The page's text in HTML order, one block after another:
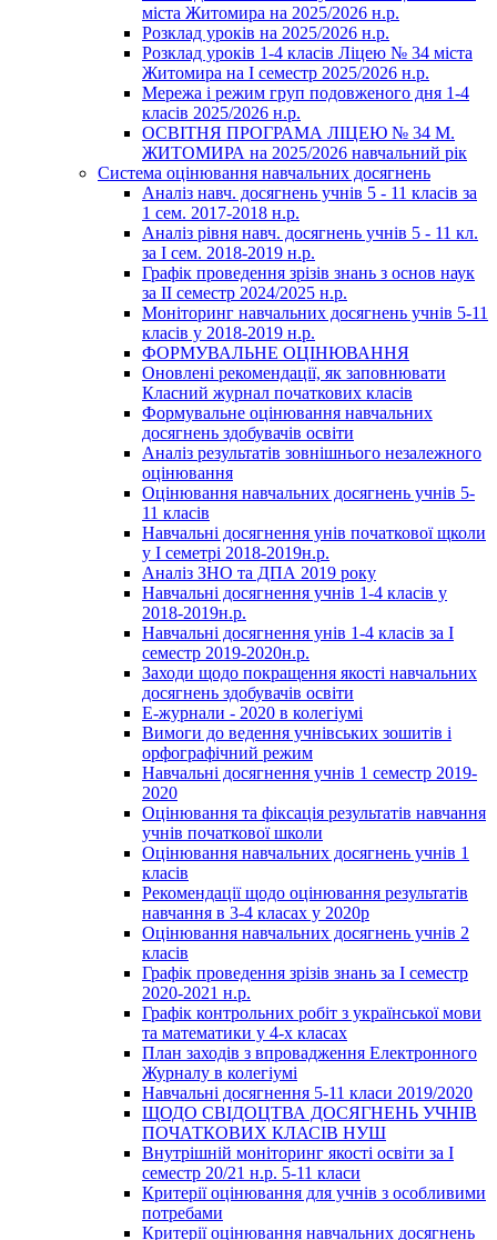
міста Житомира на 2025/2026 н.р.
Розклад уроків на 2025/2026 н.р.
Розклад уроків 1-4 класів Ліцею № 34 міста
Житомира на І семестр 2025/2026 н.р.
Мережа і режим груп подовженого дня 1-4
класів 2025/2026 н.р.
ОСВІТНЯ ПРОГРАМА ЛІЦЕЮ № 34 М.
ЖИТОМИРА на 2025/2026 навчальний рік
Система оцінювання навчальних досягнень
Аналіз навч. досягнень учнів 5 - 11 класів за
1 сем. 2017-2018 н.р.
Аналіз рівня навч. досягнень учнів 5 - 11 кл.
за І сем. 2018-2019 н.р.
Графік проведення зрізів знань з основ наук
за ІІ семестр 2024/2025 н.р.
Моніторинг навчальних досягнень учнів 5-11
класів у 2018-2019 н.р.
ФОРМУВАЛЬНЕ ОЦІНЮВАННЯ
Оновлені рекомендації, як заповнювати
Класний журнал початкових класів
Формувальне оцінювання навчальних
досягнень здобувачів освіти
Аналіз результатів зовнішнього незалежного
оцінювання
Оцінювання навчальних досягнень учнів 5-
11 класів
Навчальні досягнення унів початкової щколи
у І семетрі 2018-2019н.р.
Аналіз ЗНО та ДПА 2019 року
Навчальні досягнення учнів 1-4 класів у
2018-2019н.р.
Навчальні досягнення унів 1-4 класів за І
семестр 2019-2020н.р.
Заходи щодо покращення якості навчальних
досягнень здобувачів освіти
Е-журнали - 2020 в колегіумі
Вимоги до ведення учнівських зошитів і
орфографічний режим
Навчальні досягнення учнів 1 семестр 2019-
2020
Оцінювання та фіксація результатів навчання
учнів початкової школи
Оцінювання навчальних досягнень учнів 1
класів
Рекомендації щодо оцінювання результатів
навчання в 3-4 класах у 2020р
Оцінювання навчальних досягнень учнів 2
класів
Графік проведення зрізів знань за І семестр
2020-2021 н.р.
Графік контрольних робіт з української мови
та математики у 4-х класах
План заходів з впровадження Електронного
Журналу в колегіумі
Навчальні досягнення 5-11 класи 2019/2020
ЩОДО СВІДОЦТВА ДОСЯГНЕНЬ УЧНІВ
ПОЧАТКОВИХ КЛАСІВ НУШ
Внутрішній моніторинг якості освіти за І
семестр 20/21 н.р. 5-11 класи
Критерії оцінювання для учнів з особливими
потребами
Критерії оцінювання навчальних досягнень